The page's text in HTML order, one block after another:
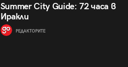
Summer City Guide: 72 часа в
Иракли
РЕДАКТОРИТЕ